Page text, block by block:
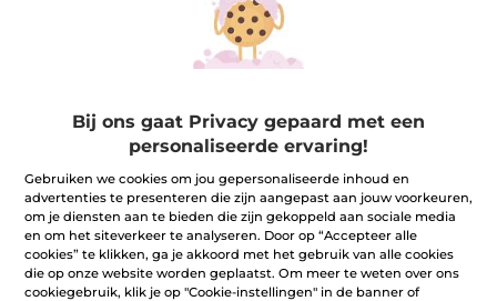
100% plantaardig
60 hectare
biologische velden
Meer zien
Bij ons gaat Privacy gepaard met een
personaliseerde ervaring!
Gebruiken we cookies om jou gepersonaliseerde inhoud en
advertenties te presenteren die zijn aangepast aan jouw voorkeuren,
om je diensten aan te bieden die zijn gekoppeld aan sociale media
en om het siteverkeer te analyseren. Door op “Accepteer alle
cookies” te klikken, ga je akkoord met het gebruik van alle cookies
die op onze website worden geplaatst. Om meer te weten over ons
cookiegebruik, klik je op "Cookie-instellingen" in de banner of